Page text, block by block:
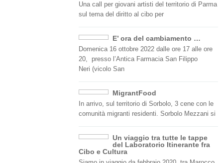
Una call per giovani artisti del territorio di Parma
sul tema del diritto al cibo per
E’ ora del cambiamento …
Domenica 16 ottobre 2022 dalle ore 17 alle ore
20, presso l’Antica Farmacia San Filippo
Neri (vicolo San
MigrantFood
In arrivo, sul territorio di Sorbolo, 3 cene con le
comunità migranti residenti. Sorbolo Mezzani si
Un viaggio tra tutte le tappe
del Laboratorio Itinerante fra
Cibo e Cultura